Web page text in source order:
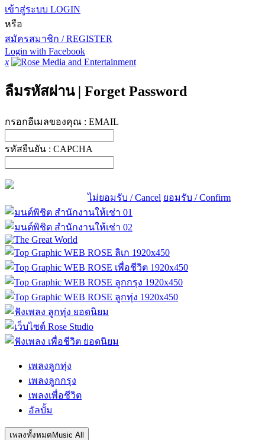
เข้าสู่ระบบ LOGIN
หรือ
สมัครสมาชิก / REGISTER
Login with Facebook
x
ลืมรหัสผ่าน | Forget Password
กรอกอีเมลของคุณ : EMAIL
รหัสยืนยัน : CAPCHA
ไม่ยอมรับ / Cancel ยอมรับ / Confirm
เพลงลูกทุ่ง
เพลงลูกกรุง
เพลงเพื่อชีวิต
อัลบั้ม
เพลงทั้งหมด Music All